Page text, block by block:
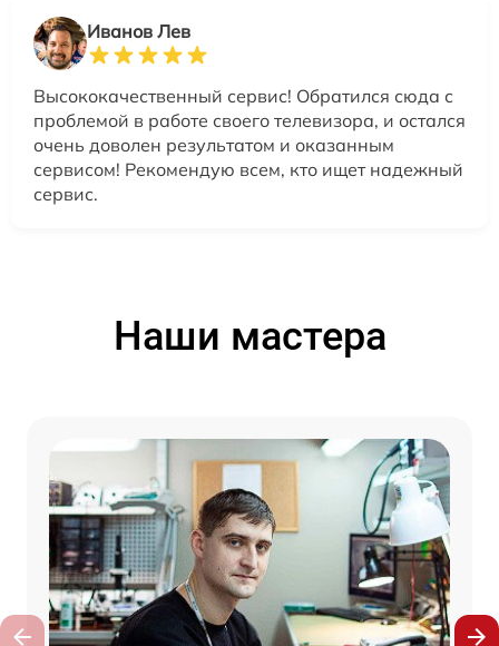
Иванов Лев
Высококачественный сервис! Обратился сюда с
проблемой в работе своего телевизора, и остался
очень доволен результатом и оказанным
сервисом! Рекомендую всем, кто ищет надежный
сервис.
Наши мастера